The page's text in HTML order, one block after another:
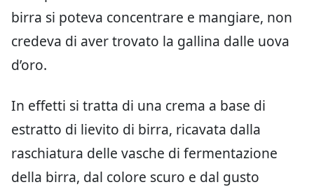
birra si poteva concentrare e mangiare, non
credeva di aver trovato la gallina dalle uova
d’oro.
In effetti si tratta di una crema a base di
estratto di lievito di birra, ricavata dalla
raschiatura delle vasche di fermentazione
della birra, dal colore scuro e dal gusto